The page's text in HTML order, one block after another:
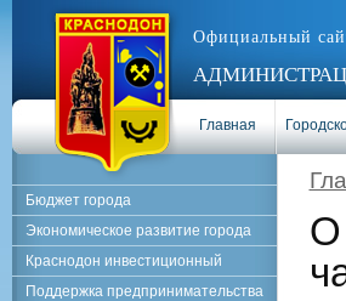
Официальный
Главная
О
Бюджет города
Экономическое развитие города
Краснодон инвестиционный
Поддержка предпринимательства